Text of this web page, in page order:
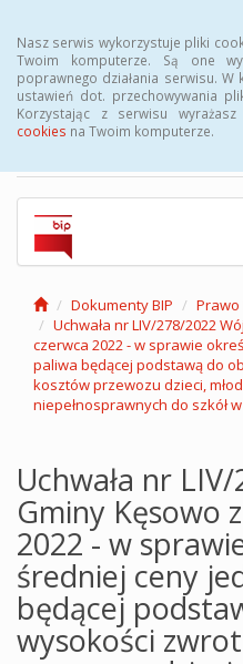
Nasz serwis wykorzystuje pliki
Twoim komputerze. Są one
poprawnego działania serwisu.
ustawień dot. przechowywania
Korzystając z serwisu
cookies na Twoim komputerze.
Biuletyn
Publicznej
Dokumenty BIP Prawo
Uchwała nr LIV/278/2022
czerwca 2022 - w sprawie
paliwa będącej podstawą do
kosztów przewozu dzieci,
niepełnosprawnych do szkół
Uchwała nr
Gminy Kęsowo
2022 - w
średniej ceny
będącej
wysokości